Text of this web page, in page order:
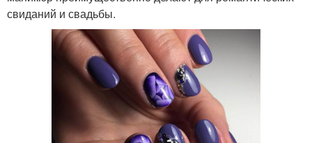
свиданий и свадьбы.